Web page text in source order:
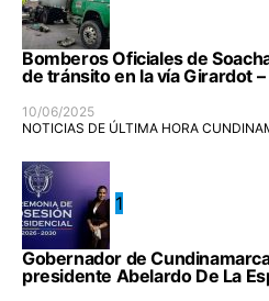
Bomberos Oficiales de
de tránsito en la vía Girardot
10/06/2025
NOTICIAS DE ÚLTIMA HORA
1
Gobernador de
presidente Abelardo De La